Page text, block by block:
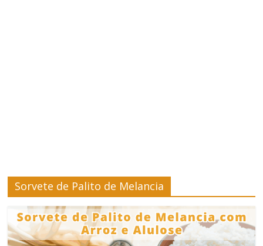
sobre
Cursos,
Finanças
e
Saúde
Sorvete de Palito de Melancia